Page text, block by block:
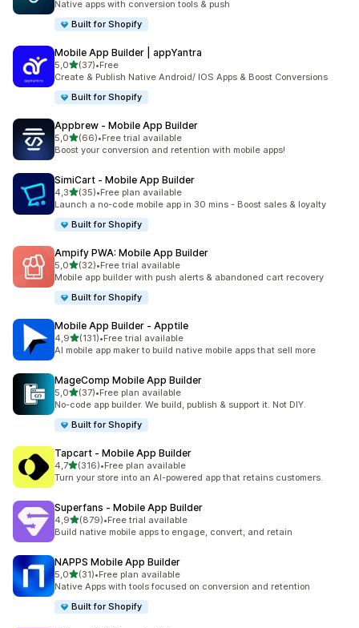
Native apps with conversion tools & push
Built for Shopify
Mobile App Builder | appYantra
5,05 yıldız üzerinden
(37)
toplam 37 değerlendirme
•Free
Create & Publish Native Android/ IOS Apps & Boost Conversions
Built for Shopify
Appbrew ‑ Mobile App Builder
5,05 yıldız üzerinden
(66)
toplam 66 değerlendirme
•Free trial available
Boost your conversion and retention with mobile apps!
SimiCart ‑ Mobile App Builder
4,35 yıldız üzerinden
(35)
toplam 35 değerlendirme
•Free plan available
Launch a no-code mobile app in 30 mins - Boost sales & loyalty
Built for Shopify
Ampify PWA: Mobile App Builder
5,05 yıldız üzerinden
(32)
toplam 32 değerlendirme
•Free trial available
Mobile app builder with push alerts & abandoned cart recovery
Built for Shopify
Mobile App Builder ‑ Apptile
4,95 yıldız üzerinden
(131)
toplam 131 değerlendirme
•Free trial available
AI mobile app maker to build native mobile apps that sell more
MageComp Mobile App Builder
5,05 yıldız üzerinden
(37)
toplam 37 değerlendirme
•Free plan available
No-code app builder. We build, publish & support it. Not DIY.
Built for Shopify
Tapcart ‑ Mobile App Builder
4,75 yıldız üzerinden
(316)
toplam 316 değerlendirme
•Free plan available
Turn your store into an AI-powered app that retains customers.
Superfans ‑ Mobile App Builder
4,95 yıldız üzerinden
(879)
toplam 879 değerlendirme
•Free trial available
Build native mobile apps to engage, convert, and retain
NAPPS Mobile App Builder
5,05 yıldız üzerinden
(31)
toplam 31 değerlendirme
•Free plan available
Native Apps with tools focused on conversion and retention
Built for Shopify